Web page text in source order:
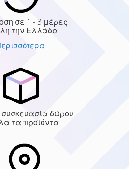
σε 1 - 3 μέρες
την Ελλάδα
δώρου
τα προϊόντα